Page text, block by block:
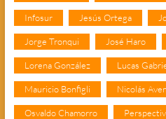
Infosur Jesús Ortega
Jorge Tronqui José Haro
Lorena González Lucas
Mauricio Bonfigli Nicolás
Osvaldo Chamorro